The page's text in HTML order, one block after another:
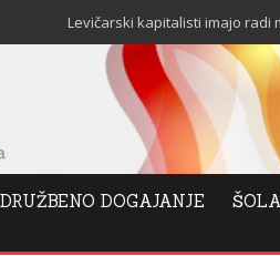
kapitalisti imajo radi mrtve
DRUŽBENO DOGAJANJE ŠOLA